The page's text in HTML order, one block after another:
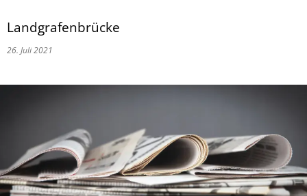
Landgrafenbrücke
26. Juli 2021